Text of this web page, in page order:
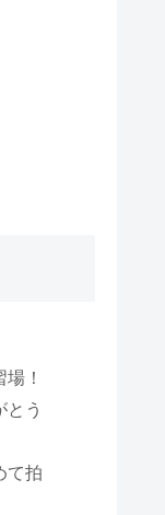
！
とう
て拍